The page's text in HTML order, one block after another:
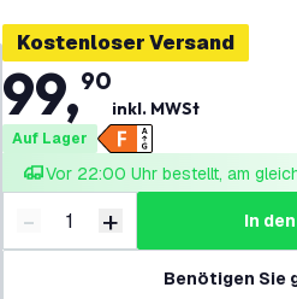
Kostenloser Versand
99,90
inkl. MWSt
Auf Lager
Vor 22:00 Uhr bestellt, am
Menge verringern
- Menge erhöhen
+ in
Benötigen Sie